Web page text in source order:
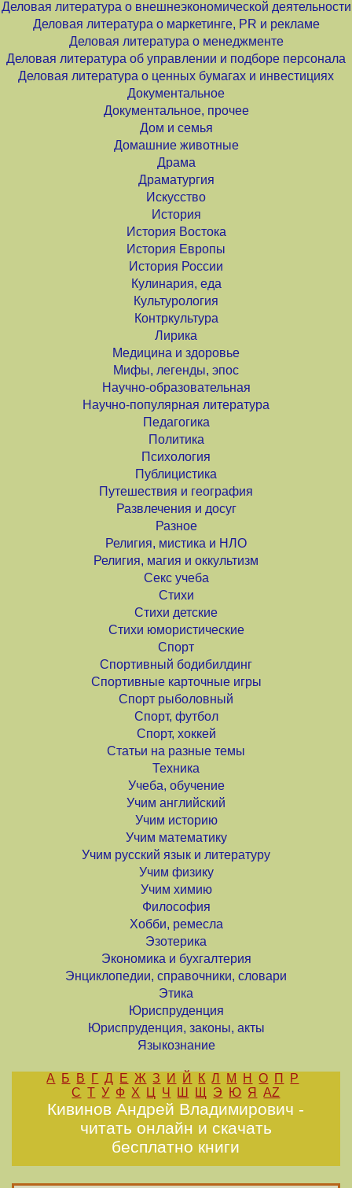
Деловая литература о внешнеэкономической деятельности
Деловая литература о маркетинге, PR и рекламе
Деловая литература о менеджменте
Деловая литература об управлении и подборе персонала
Деловая литература о ценных бумагах и инвестициях
Документальное
Документальное, прочее
Дом и семья
Домашние животные
Драма
Драматургия
Искусство
История
История Востока
История Европы
История России
Кулинария, еда
Культурология
Контркультура
Лирика
Медицина и здоровье
Мифы, легенды, эпос
Научно-образовательная
Научно-популярная литература
Педагогика
Политика
Психология
Публицистика
Путешествия и география
Развлечения и досуг
Разное
Религия, мистика и НЛО
Религия, магия и оккультизм
Секс учеба
Стихи
Стихи детские
Стихи юмористические
Спорт
Спортивный бодибилдинг
Спортивные карточные игры
Спорт рыболовный
Спорт, футбол
Спорт, хоккей
Статьи на разные темы
Техника
Учеба, обучение
Учим английский
Учим историю
Учим математику
Учим русский язык и литературу
Учим физику
Учим химию
Философия
Хобби, ремесла
Эзотерика
Экономика и бухгалтерия
Энциклопедии, справочники, словари
Этика
Юриспруденция
Юриспруденция, законы, акты
Языкознание
А Б В Г Д Е Ж З И Й К Л М Н О П
Р
С Т У Ф Х Ц Ч Ш Щ Э Ю Я AZ
Кивинов Андрей Владимирович -
читать онлайн и скачать
бесплатно книги